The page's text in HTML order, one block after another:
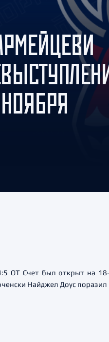
Драконы
ОТ Счет был открыт на
Найджел Доус поразил